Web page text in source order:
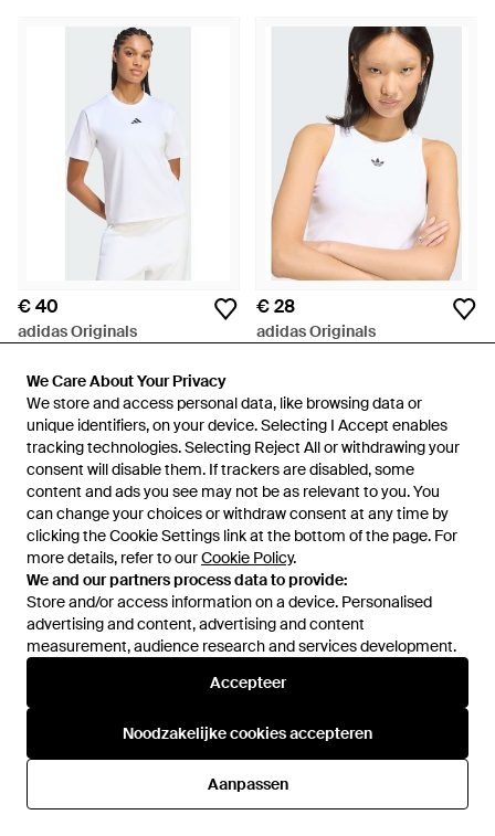
We Care About Your Privacy
We store and access personal data, like browsing data or
unique identifiers, on your device. Selecting I Accept enables
tracking technologies. Selecting Reject All or withdrawing your
consent will disable them. If trackers are disabled, some
content and ads you see may not be as relevant to you. You
can change your choices or withdraw consent at any time by
clicking the Cookie Settings link at the bottom of the page. For
more details, refer to ourCookie Policy.
We and our partners process data to provide:
Store and/or access information on a device. Personalised
advertising and content, advertising and content
measurement, audience research and services development.
Accepteer
Noodzakelijke cookies accepteren
Aanpassen
We Care About Your Privacy
We store and access personal data, like browsing data or
unique identifiers, on your device. Selecting I Accept enables
tracking technologies. Selecting Reject All or withdrawing your
consent will disable them. If trackers are disabled, some
content and ads you see may not be as relevant to you. You
can change your choices or withdraw consent at any time by
clicking the Cookie Settings link at the bottom of the page. For
more details, refer to ourCookie Policy.
We and our partners process data to provide:
Store and/or access information on a device. Personalised
advertising and content, advertising and content
measurement, audience research and services development.
Accepteer
Noodzakelijke cookies accepteren
Aanpassen
€ 40
adidas Originals
VanASOS
€ 28
adidas Originals
Zachte Losse Tee - Wit
adidas Originals
Zachte Lux Tee - Wit